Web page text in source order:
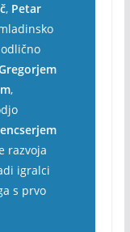
, Petar
,
razvoja
igralci
s prvo